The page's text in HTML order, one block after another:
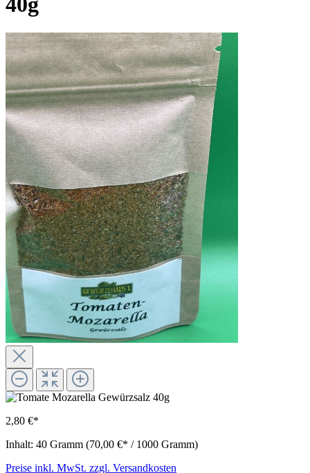
2,80 €*
Inhalt: 40 Gramm (70,00 €* / 1000 Gramm)
Preise inkl. MwSt. zzgl. Versandkosten